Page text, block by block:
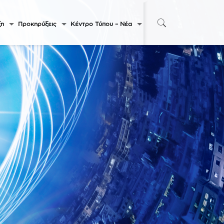
Προκηρύξεις Κέντρο Τύπου – Νέα